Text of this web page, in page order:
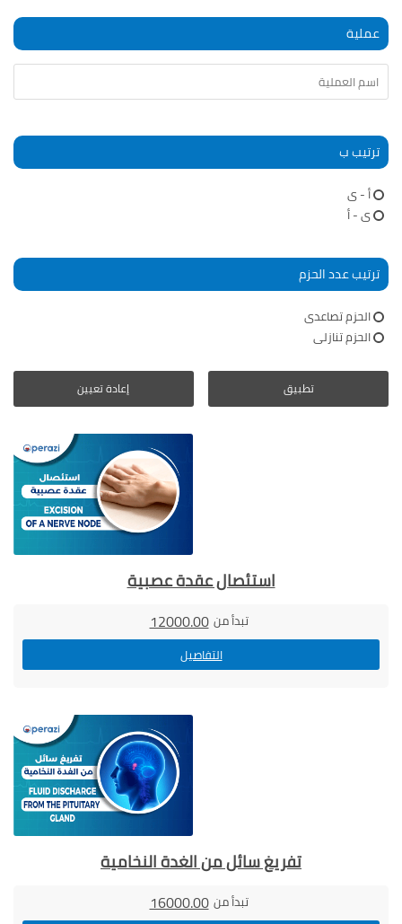
عملية
ترتيب ب
أ - ى
ى - أ
ترتيب عدد الحزم
الحزم تصاعدى
الحزم تنازلى
إعادة تعيين تطبيق
استئصال عقدة عصبية
تبدأ من 12000.00
التفاصيل
تفريغ سائل من الغدة النخامية
تبدأ من 16000.00